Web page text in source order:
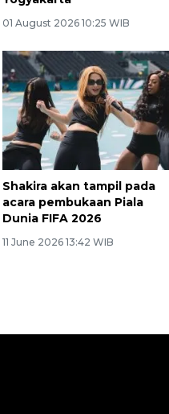
01 August 2026 10:25 WIB
Shakira akan tampil pada
acara pembukaan Piala
Dunia FIFA 2026
11 June 2026 13:42 WIB